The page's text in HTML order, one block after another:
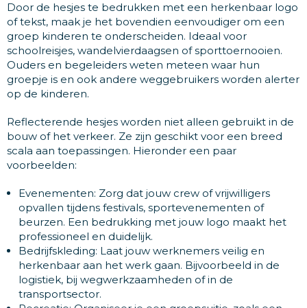
Door de hesjes te bedrukken met een herkenbaar logo
of tekst, maak je het bovendien eenvoudiger om een
groep kinderen te onderscheiden. Ideaal voor
schoolreisjes, wandelvierdaagsen of sporttoernooien.
Ouders en begeleiders weten meteen waar hun
groepje is en ook andere weggebruikers worden alerter
op de kinderen.
Reflecterende hesjes worden niet alleen gebruikt in de
bouw of het verkeer. Ze zijn geschikt voor een breed
scala aan toepassingen. Hieronder een paar
voorbeelden:
Evenementen: Zorg dat jouw crew of vrijwilligers
opvallen tijdens festivals, sportevenementen of
beurzen. Een bedrukking met jouw logo maakt het
professioneel en duidelijk.
Bedrijfskleding: Laat jouw werknemers veilig en
herkenbaar aan het werk gaan. Bijvoorbeeld in de
logistiek, bij wegwerkzaamheden of in de
transportsector.